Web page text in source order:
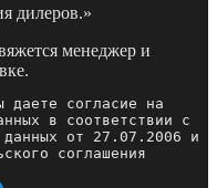
дилеров.»
менеджер и
даете согласие на
в соответствии с
данных от 27.07.2006 и
соглашения